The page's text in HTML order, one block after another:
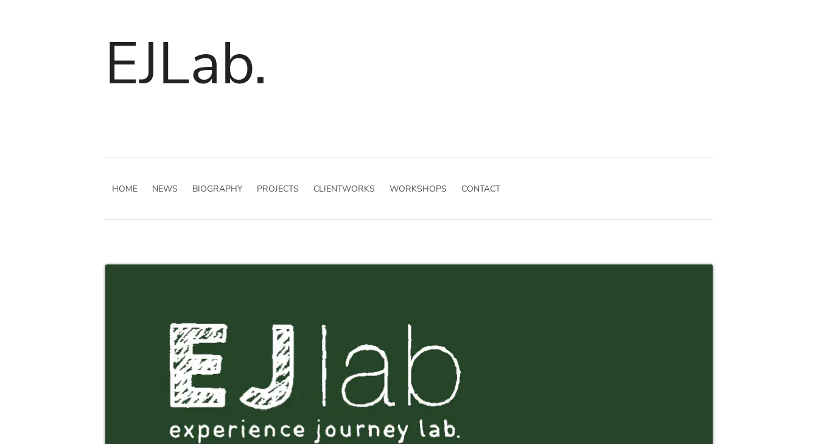
EJLab.
HOME NEWS BIOGRAPHY PROJECTS CLIENTWORKS WORKSHOPS CONTACT